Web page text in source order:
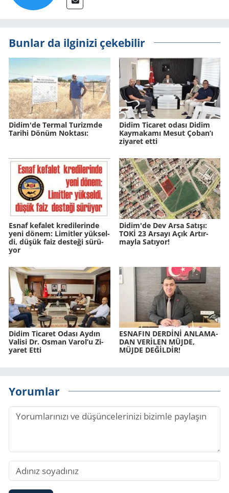
Bunlar da ilginizi çekebilir
Didim'de Ter­mal Tu­rizm­de
Ta­ri­hi Dönüm Nok­ta­sı:
Didim Ticaret odası Didim
Kaymakamı Mesut Çoban’ı
ziyaret etti
Esnaf ke­fa­let kre­di­le­rin­de
yeni dönem: Li­mit­ler yük­sel­
di, düşük faiz des­te­ği sü­rü­
yor
Didim'de Dev Arsa Sa­tı­şı:
TOKİ 23 Ar­sa­yı Açık Ar­tır­
may­la Sa­tı­yor!
Didim Ti­ca­ret Odası Aydın
Va­li­si Dr. Osman Varol’u Zi­
ya­ret Etti
ES­NA­FIN DERDİNİ AN­LA­MA­
DAN VERİLEN MÜJDE,
MÜJDE DEĞİLDİR!
Yorumlar